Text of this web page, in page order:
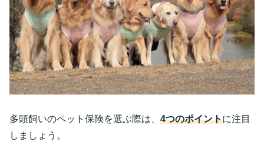
多頭飼いのペット保険を選ぶ際は、 4つのポイントに注目
しましょう。